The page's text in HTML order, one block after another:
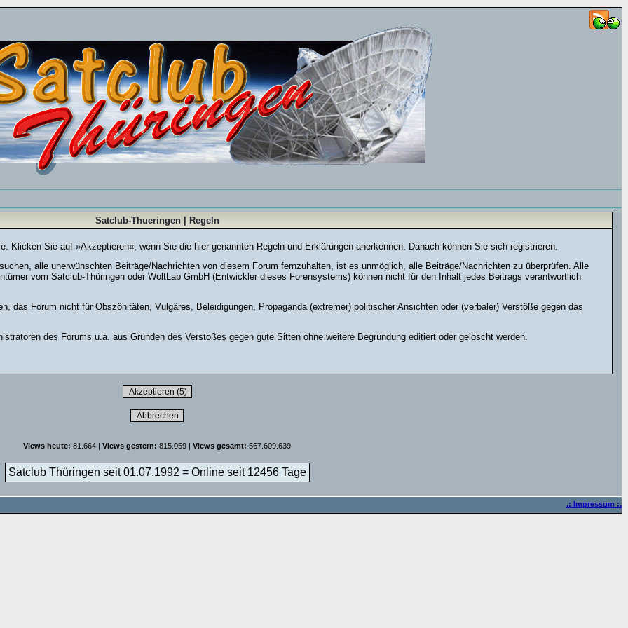
Satclub-Thueringen | Regeln
Klicken Sie auf »Akzeptieren«, wenn Sie die hier genannten Regeln und Erklärungen anerkennen. Danach können Sie sich registrieren.
alle unerwünschten Beiträge/Nachrichten von diesem Forum fernzuhalten, ist es unmöglich, alle Beiträge/Nachrichten zu überprüfen. Alle
vom Satclub-Thüringen oder WoltLab GmbH (Entwickler dieses Forensystems) können nicht für den Inhalt jedes Beitrags verantwortlich
das Forum nicht für Obszönitäten, Vulgäres, Beleidigungen, Propaganda (extremer) politischer Ansichten oder (verbaler) Verstöße gegen das
des Forums u.a. aus Gründen des Verstoßes gegen gute Sitten ohne weitere Begründung editiert oder gelöscht werden.
Views heute: 81.664 | Views gestern: 815.059 | Views gesamt: 567.609.639
Satclub Thüringen seit 01.07.1992 = Online seit 12456 Tage
.: Impressum :.